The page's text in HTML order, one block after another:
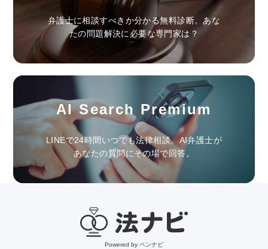
弁護士に相談すべきか分かる無料診断。あな
たの問題解決に必要な専門家は？
AI Search Premium
LINEで24時間いつでも法律相談。AI弁護士が
あなたの質問にその場で回答。
Powered by ベンナビ